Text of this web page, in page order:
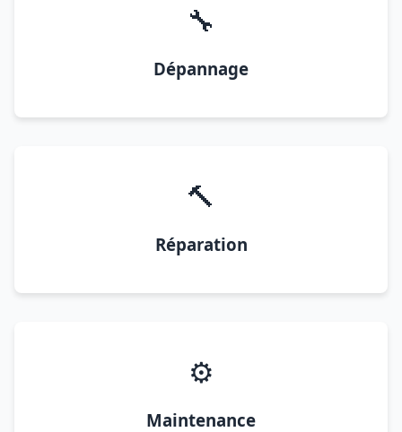
🔧
Dépannage
🔨
Réparation
⚙️
Maintenance